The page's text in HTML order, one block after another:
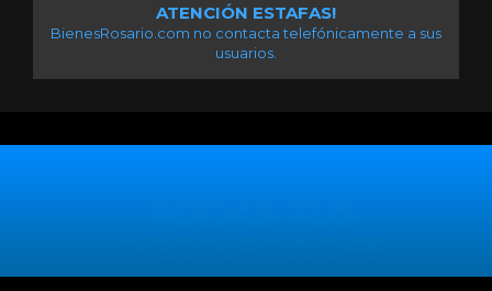
ATENCIÓN ESTAFAS!
BienesRosario.com no contacta telefónicamente a sus
usuarios.